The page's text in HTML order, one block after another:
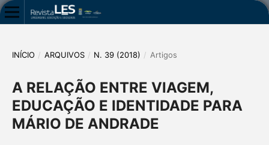
INÍCIO / ARQUIVOS / N. 39 (2018) / Artigos
A RELAÇÃO ENTRE VIAGEM,
EDUCAÇÃO E IDENTIDADE PARA
MÁRIO DE ANDRADE